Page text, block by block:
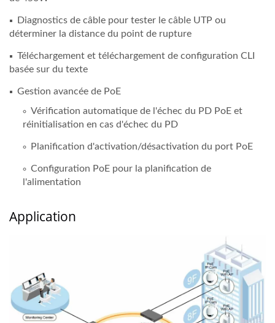
Diagnostics de câble pour tester le câble UTP ou
déterminer la distance du point de rupture
Téléchargement et téléchargement de configuration CLI
basée sur du texte
Gestion avancée de PoE
Vérification automatique de l'échec du PD PoE et
réinitialisation en cas d'échec du PD
Planification d'activation/désactivation du port PoE
Configuration PoE pour la planification de
l'alimentation
Application